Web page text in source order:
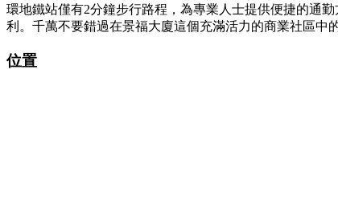
環地鐵站僅有2分鐘步行路程，為專業人士提供便捷的通
利。千萬不要錯過在景福大廈這個充滿活力的商業社區中的
位置